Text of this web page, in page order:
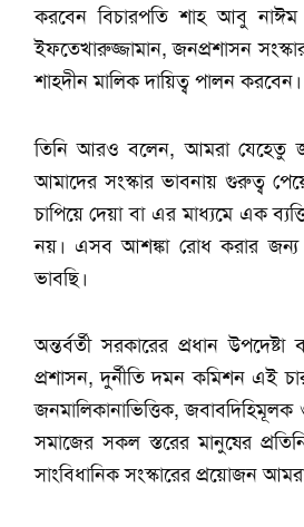
করবেন বিচারপতি শাহ আবু নাঈম
ইফতেখারুজ্জামান, জনপ্রশাসন
শাহদীন মালিক দায়িত্ব পালন করবেন।
তিনি আরও বলেন, আমরা যেহেতু
আমাদের সংস্কার ভাবনায় গুরুত্ব
চাপিয়ে দেয়া বা এর মাধ্যমে এক
নয়। এসব আশঙ্কা রোধ করার জন্য
ভাবছি।
অন্তর্বর্তী সরকারের প্রধান
প্রশাসন, দুর্নীতি দমন কমিশন এই
জনমালিকানাভিত্তিক, জবাবদিহিমূলক
সমাজের সকল স্তরের মানুষের
সাংবিধানিক সংস্কারের প্রয়োজন